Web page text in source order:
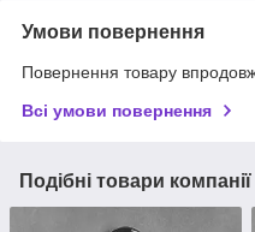
Умови повернення
Повернення товару
Всі умови повернення
Подібні товари компанії